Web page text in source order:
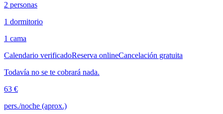
2 personas
1 dormitorio
1 cama
Calendario verificadoReserva onlineCancelación gratuita
Todavía no se te cobrará nada.
63 €
pers./noche (aprox.)